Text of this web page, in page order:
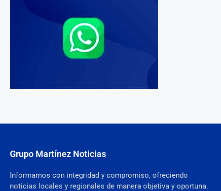
Grupo Martínez Noticias
Informamos con integridad y compromiso, ofreciendo
noticias locales y regionales de manera objetiva y oportuna.